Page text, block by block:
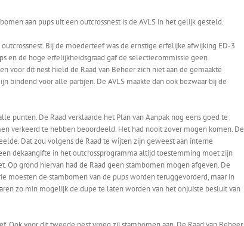
aan pups uit een outcrossnest is de AVLS in het gelijk gesteld.
Bij de moederteef was de ernstige erfelijke afwijking ED-3
en de hoge erfelijkheidsgraad gaf de selectiecommissie geen
voor dit nest hield de Raad van Beheer zich niet aan de gemaakte
bindend voor alle partijen. De AVLS maakte dan ook bezwaar bij de
punten. De Raad verklaarde het Plan van Aanpak nog eens goed te
verkeerd te hebben beoordeeld. Het had nooit zover mogen komen. De
Dat zou volgens de Raad te wijten zijn geweest aan interne
dekaangifte in het outcrossprogramma altijd toestemming moet zijn
grond hiervan had de Raad geen stambomen mogen afgeven. De
moesten de stambomen van de pups worden teruggevorderd, maar in
zo min mogelijk de dupe te laten worden van het onjuiste besluit van